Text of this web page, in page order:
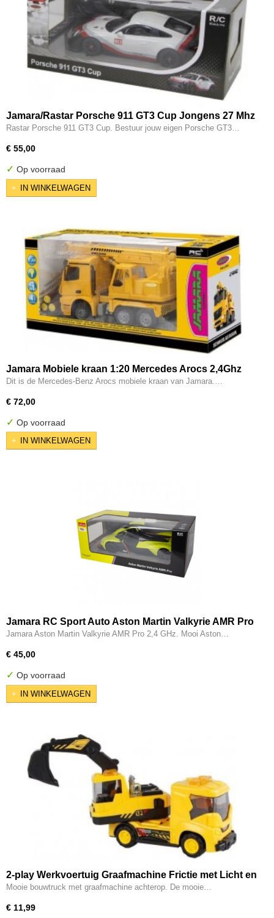
Jamara/Rastar Porsche 911 GT3 Cup Jongens 27 Mhz
1:14 Wit
Rastar Porsche 911 GT3 Cup. Bestuur jouw eigen Porsche GT3…
€ 55,00
✓ Op voorraad
IN WINKELWAGEN
Jamara Mobiele kraan 1:20 Mercedes Arocs 2,4Ghz
Dit is de Mercedes-Benz Arocs mobiele kraan van Jamara.…
€ 72,00
✓ Op voorraad
IN WINKELWAGEN
Jamara RC Sport Auto Aston Martin Valkyrie AMR Pro
2,4GHz
Jamara Aston Martin Valkyrie AMR Pro 2,4 GHz. Mooi Aston…
€ 45,00
✓ Op voorraad
IN WINKELWAGEN
2-play Werkvoertuig Graafmachine Frictie met Licht en
Geluid
Mooie bouwtruck met graafmachine achterop. De mooie…
€ 11,99